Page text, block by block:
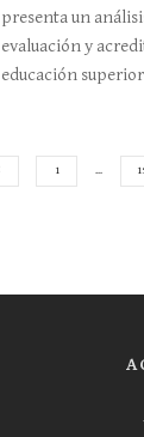
presenta un
evaluación y
educación
1 …